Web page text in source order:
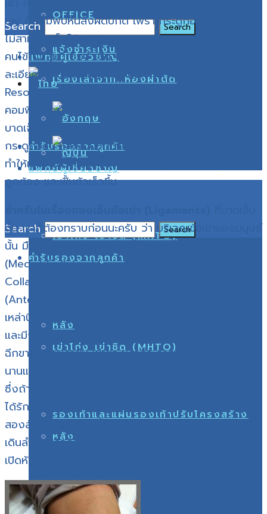
Search
แพทย์ผู้เชี่ยวชาญ
คำรับรองจากลูกค้า
เข่าโก่ง เข่าชิด (MHTO)
หลัง
รองเท้าและแผ่นรองเท้าปรับโครงสร้าง
กีฬา
เรื่องเล่าจาก..ห้องผ่าตัด
แพทย์ผู้เชี่ยวชาญ
คำรับรองจากลูกค้า
เข่าโก่ง เข่าชิด (MHTO)
หลัง
OFFICE
แจ้งชำระเงิน
Search
ray ก็จะไม่พบห็นสิ่งผิดปกติ เพราะกระดูกอ่อนที่แตกนั้น
ไม่สามารถเห็นได้จากการ x ray ธรรมดาครับ เพราะฉะนั้น
คนไข้ในกลุ่มนี้ จึงจำเป็น ต้องได้รับการตรวจวินิจฉัยที่
ละเอียดมากขึ้นกว่าเดิมครับ คือ การทำ MRI (Magnatic
Resonance Imaging) หรือการสแกนเข่าด้วย
คอมพิวเตอร์ เพื่อที่จะสามารถบอกความรุนแรงของการ
บาดเจ็บ คือ ความลึกและความกว้างของการสึกหรอของ
กระดูกอ่อน และยังบอกตำแหน่งที่บาดเจ็บได้อย่างแม่นยำ
ทำให้เราสามารถเลือกวิธีการรักษาที่ถูกวิธีให้กับผู้ป่วยได้
ถูกต้อง และฟื้นตัวเร็วขึ้น
นั้น เราก็ต้องทราบก่อนนะครับ ว่า บริเวณข้อเข่าของมนุษย์
นั้น มืเอ็นที่สำคัญอยู่ถึง
(Medial Collateral Ligament) และด้านนอก (Lateral
Collateral Ligament) และ เอ็นไขว้หน้า และหลัง
(Anterior and Posterior Cruciate Ligaments)
เหล่านี้มีหน้าที่ช่วยทำให้ข้อเข่าแข็งแรงขึ้น กระชับมากขึ้น
และมีกำลังมากขึ้น ตัวอย่งเช่น ถ้าเอ็นประคองเข่าด้านใน
ฉีกขาด เวลาเรายืน เข่าของเราก็จะอ้าออก ทำให้ยืนได้ไม่
นานและเดินนานไม่ได้ จะมีอาการปวดตรงข้อพับเข่าด้านใน
ซึ่งถ้าฉีกจนหมด เราก็จะไม่สามารถยืนยันพื้นได้ และถ้าไม่
ได้รักษาอย่างไม่ทันท่วงที โดย การใส่เฝือกที่หัวเข่านานถึง
สองสัปดาห์ เอ็นส่วนนี้ก็อาจจะไม่ติด ทำให้ผู้ป่วยมีอาการ
เดินลำบากเรื้อรังได้ จำเป็นต้องรักษาโดยการผ่าตัด โดย
เปิดหัวเข่าเข้าไปซ่อมแซมเอ็นเท่านั้นครับ